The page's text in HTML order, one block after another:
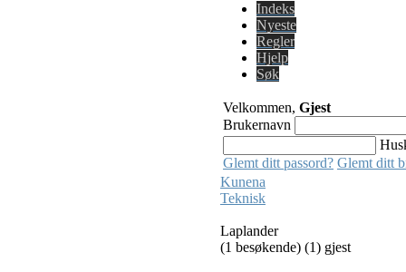
Indeks
Nyeste
Regler
Hjelp
Søk
Velkommen, Gjest
Brukernavn
Glemt ditt passord? Glemt ditt
Kunena
Teknisk
Laplander
(1 besøkende) (1) gjest